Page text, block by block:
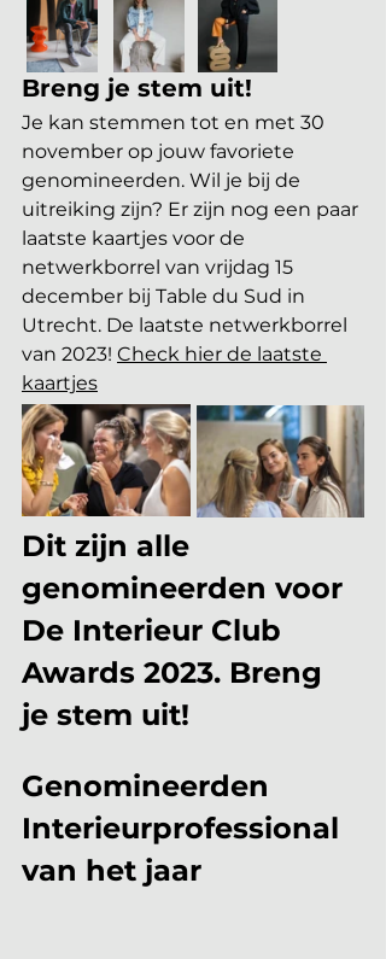
Breng je stem uit!
Je kan stemmen tot en met 30
november op jouw favoriete
genomineerden. Wil je bij de
uitreiking zijn? Er zijn nog een paar
laatste kaartjes voor de
netwerkborrel van vrijdag 15
december bij Table du Sud in
Utrecht. De laatste netwerkborrel
van 2023! Check hier de laatste
kaartjes
Dit zijn alle
genomineerden voor
De Interieur Club
Awards 2023. Breng
je stem uit!
Genomineerden
Interieurprofessional
van het jaar